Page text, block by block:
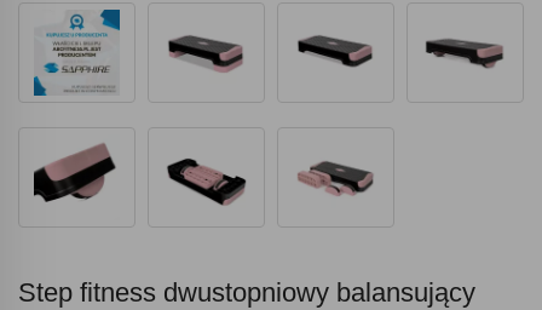
Step fitness dwustopniowy balansujący